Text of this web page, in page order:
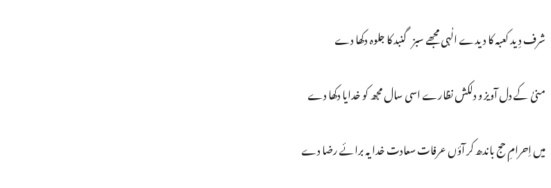
شرف دِید کعبہ کا دیدے الٰہی مجھے سبز گنبد کا جلوہ دکھا دے
منیٰ کے دل آویز و دلکش نظارے اسی سال مجھ کو خدایا دکھا دے
میں اِحرامِ حج باندھ کر آؤں عرفات سعادت خدا یہ برائے رضا دے